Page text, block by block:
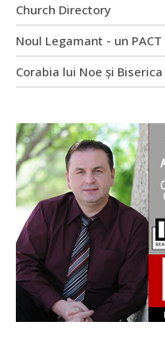
Church Directory
Noul Legamant - un
Corabia lui Noe și